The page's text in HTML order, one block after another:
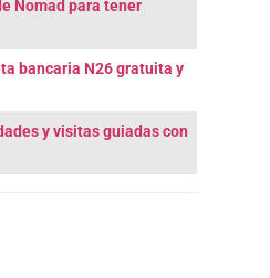
Nomad para tener
bancaria N26 gratuita y
y visitas guiadas con